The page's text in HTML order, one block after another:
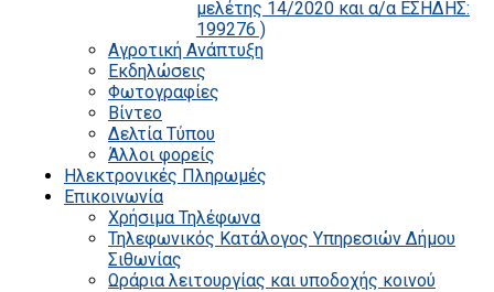
μελέτης 14/2020 και α/α ΕΣΗΔΗΣ:
199276 )
Αγροτική Ανάπτυξη
Εκδηλώσεις
Φωτογραφίες
Βίντεο
Δελτία Τύπου
Άλλοι φορείς
Ηλεκτρονικές Πληρωμές
Επικοινωνία
Χρήσιμα Τηλέφωνα
Τηλεφωνικός Κατάλογος Υπηρεσιών Δήμου
Σιθωνίας
Ωράρια λειτουργίας και υποδοχής κοινού